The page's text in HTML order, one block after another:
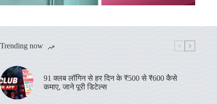
Trending now
91 क्लब लॉगिन से हर दिन के ₹500 से ₹600 कैसे
कमाए, जाने पूरी डिटेल्स